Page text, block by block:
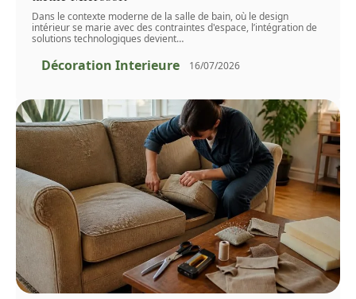
Dans le contexte moderne de la salle de bain, où le design
intérieur se marie avec des contraintes d'espace, l’intégration de
solutions technologiques devient…
Décoration Interieure 16/07/2026